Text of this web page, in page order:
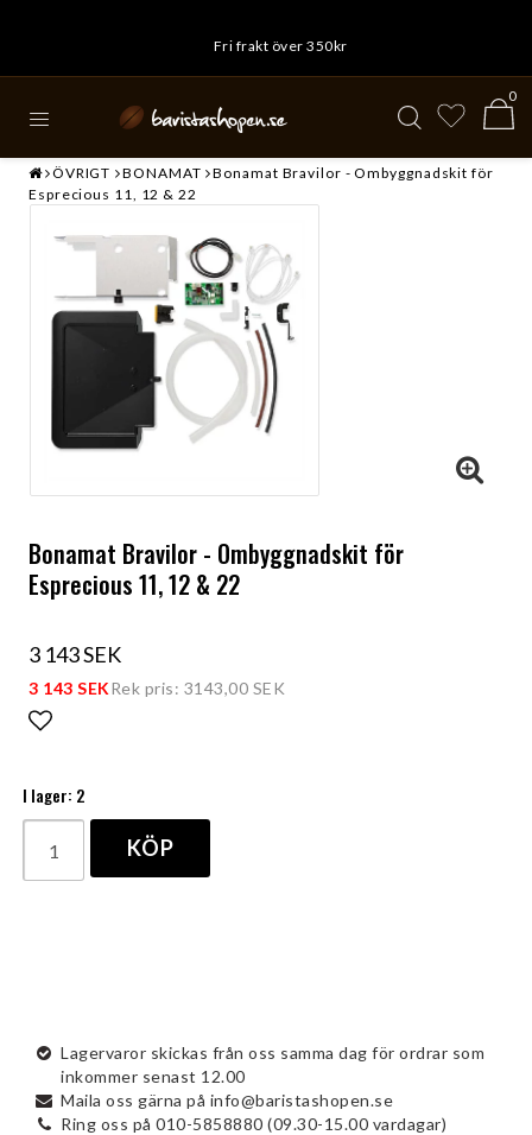
Fri frakt över 350kr
0
ÖVRIGT BONAMAT
Bonamat Bravilor - Ombyggnadskit för
Esprecious 11, 12 & 22
Bonamat Bravilor - Ombyggnadskit för
Esprecious 11, 12 & 22
3 143 SEK
3 143 SEKRek pris: 3143,00 SEK
I lager: 2
KÖP
Lagervaror skickas från oss samma dag för ordrar som
inkommer senast 12.00
Maila oss gärna på info@baristashopen.se
Ring oss på 010-5858880 (09.30-15.00 vardagar)